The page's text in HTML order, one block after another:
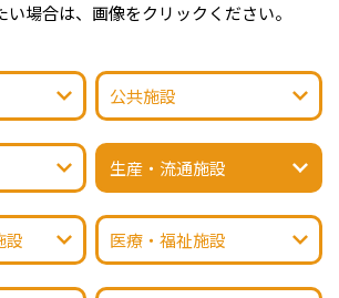
場合は、画像をクリックください。
公共施設
生産・流通施設
設 医療・福祉施設